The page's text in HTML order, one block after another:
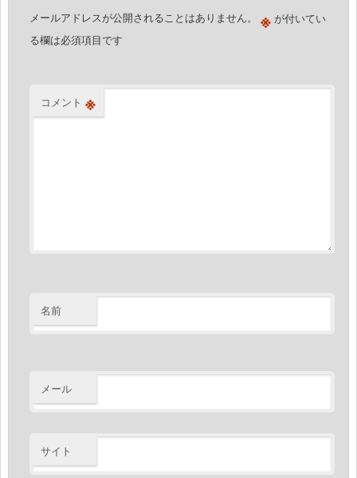
メールアドレスが公開されることはありません。 ※ が付いてい
る欄は必須項目です
コメント ※
名前
メール
サイト